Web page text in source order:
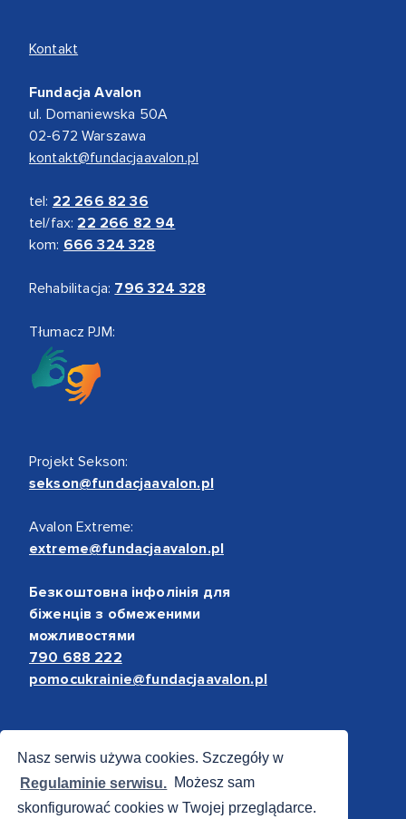
Nasz serwis używa cookies. Szczegóły w
Regulaminie serwisu. Możesz sam
skonfigurować cookies w Twojej przeglądarce.
Kontakt
Fundacja Avalon
ul. Domaniewska 50A
02-672 Warszawa
kontakt@fundacjaavalon.pl
tel: 22 266 82 36
tel/fax: 22 266 82 94
kom: 666 324 328
Rehabilitacja: 796 324 328
Tłumacz PJM:
Projekt Sekson:
sekson@fundacjaavalon.pl
Avalon Extreme:
extreme@fundacjaavalon.pl
Безкоштовна інфолінія для
біженців з обмеженими
можливостями
790 688 222
pomocukrainie@fundacjaavalon.pl
Bezpieczne płatności